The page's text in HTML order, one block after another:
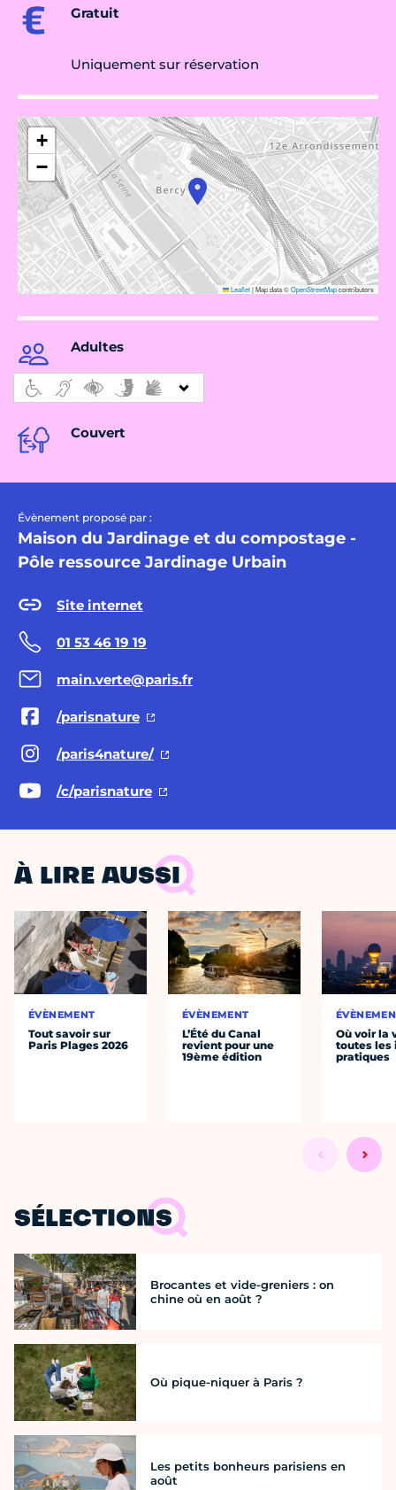
Gratuit
Uniquement sur réservation
+
−
Leaflet|Map data ©OpenStreetMapcontributors
Adultes
Couvert
Évènement proposé par :
Maison du Jardinage et du compostage -
Pôle ressource Jardinage Urbain
Site internet
01 53 46 19 19
main.verte@paris.fr
/parisnature
/paris4nature/
/c/parisnature
À LIRE AUSSI
ÉVÈNEMENT
Tout savoir sur
Paris Plages 2026
ÉVÈNEMENT
L’Été du Canal
revient pour une
19ème édition
Où voir la
toutes les
pratiques
SÉLECTIONS
Brocantes et vide-greniers : on
chine où en août ?
Où pique-niquer à Paris ?
Les petits bonheurs parisiens en
août